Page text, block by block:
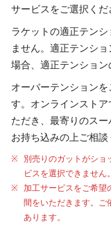
サービスをご選択くだ
ラケットの適正テン
ません。適正テンシ
場合、適正テンション
オーバーテンション
す。オンラインスト
ただき、最寄りのス
お持ち込みの上ご相談
別売りのガット がショ
ビスを選択できません。
加工サービスをご希望
間をいただきます。ご
あります。